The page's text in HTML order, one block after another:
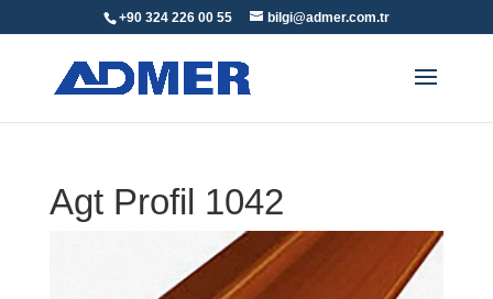
+90 324 226 00 55 bilgi@admer.com.tr
Agt Profil 1042